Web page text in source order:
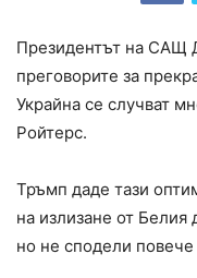
Президентът на САЩ
преговорите за
Украйна се случват
Ройтерс.
Тръмп даде тази
на излизане от
но не сподели